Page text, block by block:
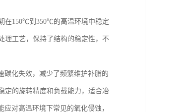
在150℃到350℃的高温环境中稳定
理工艺，保持了结构的稳定性，不
碳化失效，减少了频繁维护补脂的
定的旋转精度和负载能力，适合冶
对高温环境下常见的氧化侵蚀，